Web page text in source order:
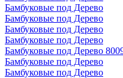
Бамбуковые под Дерево
Бамбуковые под Дерево
Бамбуковые под Дерево
Бамбуковые под Дерево
Бамбуковые под Дерево
Бамбуковые под Дерево
Бамбуковые под Дерево